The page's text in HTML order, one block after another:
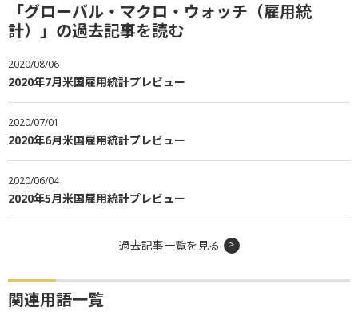
「グローバル・マクロ・ウォッチ（雇用統
計）」の過去記事を読む
2020/08/06
2020年7月米国雇用統計プレビュー
2020/07/01
2020年6月米国雇用統計プレビュー
2020/06/04
2020年5月米国雇用統計プレビュー
過去記事一覧を見る
関連用語一覧